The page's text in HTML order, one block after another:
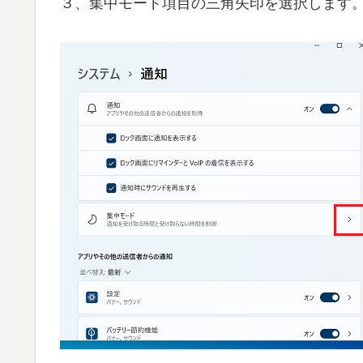
３、集中モード項目の三角矢印を選択します